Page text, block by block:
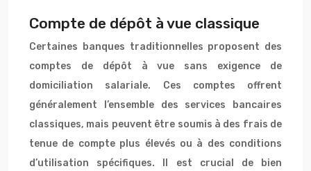
Compte de dépôt à vue classique
Certaines banques traditionnelles proposent des
comptes de dépôt à vue sans exigence de
domiciliation salariale. Ces comptes offrent
généralement l’ensemble des services bancaires
classiques, mais peuvent être soumis à des frais de
tenue de compte plus élevés ou à des conditions
d’utilisation spécifiques. Il est crucial de bien